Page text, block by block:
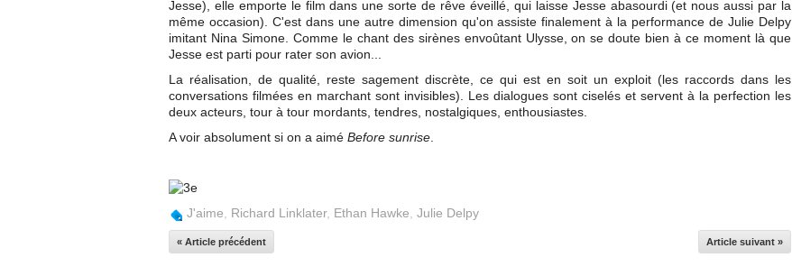
Jesse), elle emporte le film dans une sorte de rêve éveillé, qui laisse Jesse abasourdi (et nous aussi par la
même occasion). C'est dans une autre dimension qu'on assiste finalement à la performance de Julie Delpy
imitant Nina Simone. Comme le chant des sirènes envoûtant Ulysse, on se doute bien à ce moment là que
Jesse est parti pour rater son avion...
La réalisation, de qualité, reste sagement discrète, ce qui est en soit un exploit (les raccords dans les
conversations filmées en marchant sont invisibles). Les dialogues sont ciselés et servent à la perfection les
deux acteurs, tour à tour mordants, tendres, nostalgiques, enthousiastes.
A voir absolument si on a aimé Before sunrise
J'aime Richard Linklater, Ethan Hawke Julie Delpy
« Article précédent Article suivant »